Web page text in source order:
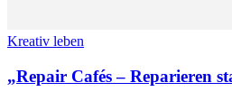
Kreativ leben
„Repair Cafés – Reparieren